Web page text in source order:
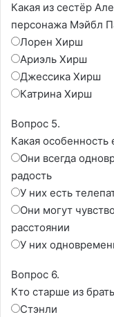
Какая из сестёр
персонажа Мэйбл
Лорен Хирш
Ариэль Хирш
Джессика Хирш
Катрина Хирш
Вопрос 5.
Какая
Они всегда
радость
У них есть
Они могут
расстоянии
У них
Вопрос 6.
Кто старше из
Стэнли